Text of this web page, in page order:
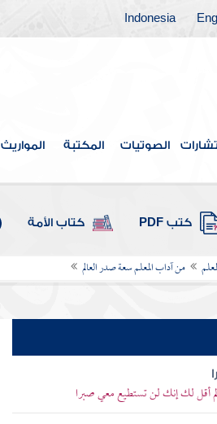
Indonesia
الصوتيات المكتبة المواريث
كتب PDF كتاب الأمة
من آداب المعلم سعة صدر العالم
أقل لك إنك لن تستطيع معي صبرا